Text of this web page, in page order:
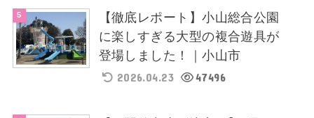
【徹底レポート】小山総合公園
に楽しすぎる大型の複合遊具が
登場しました！｜小山市
2026.04.23 47496